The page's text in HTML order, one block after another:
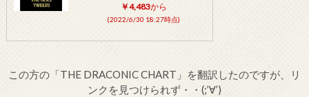
￥4,483から
(2022/6/30 18:27時点)
この方の「THE DRACONIC CHART」を翻訳したのですが、リ
ンクを見つけられず・・(;’∀’)